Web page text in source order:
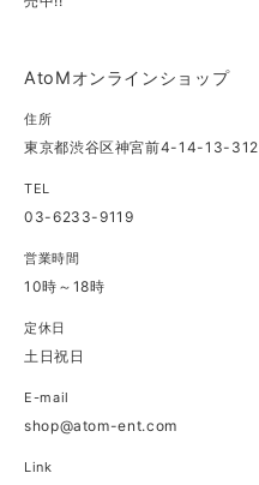
AtoMオンラインショップ
住所
東京都渋谷区神宮前4-14-13-312
TEL
03-6233-9119
営業時間
10時～18時
定休日
土日祝日
E-mail
shop@atom-ent.com
Link